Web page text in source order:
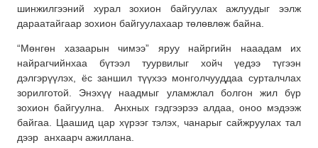
шинжилгээний хурал зохион байгуулах ажлуудыг ээлж
дараатайгаар зохион байгуулахаар төлөвлөж байна.
“Мөнгөн хазаарын чимээ” яруу найргийн нааадам их
найрагчийнхаа бүтээл туурвилыг хойч үедээ түгээн
дэлгэрүүлэх, ёс заншил түүхээ монголчууддаа сурталчлах
зорилготой. Энэхүү наадмыг уламжлал болгон жил бүр
зохион байгуулна. Анхных гэдгээрээ алдаа, оноо мэдээж
байгаа. Цаашид цар хүрээг тэлэх, чанарыг сайжруулах тал
дээр анхаарч ажиллана.